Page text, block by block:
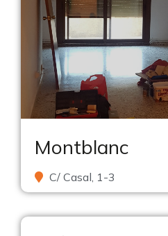
Montblanc
C/ Casal, 1-3